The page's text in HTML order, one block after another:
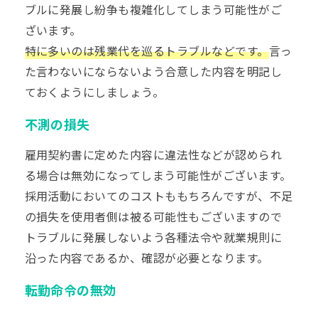
ブルに発展し紛争も複雑化してしまう可能性がご
ざいます。
特に多いのは残業代を巡るトラブルなどです。言っ
た言わないにならないよう合意した内容を明記し
ておくようにしましょう。
不測の損失
雇用契約書に定めた内容に違法性などが認められ
る場合は無効になってしまう可能性がございます。
採用活動においてのコストももちろんですが、不足
の損失を使用者側は被る可能性もございますので
トラブルに発展しないよう各種法令や就業規則に
沿った内容であるか、確認が必要となります。
転勤命令の無効